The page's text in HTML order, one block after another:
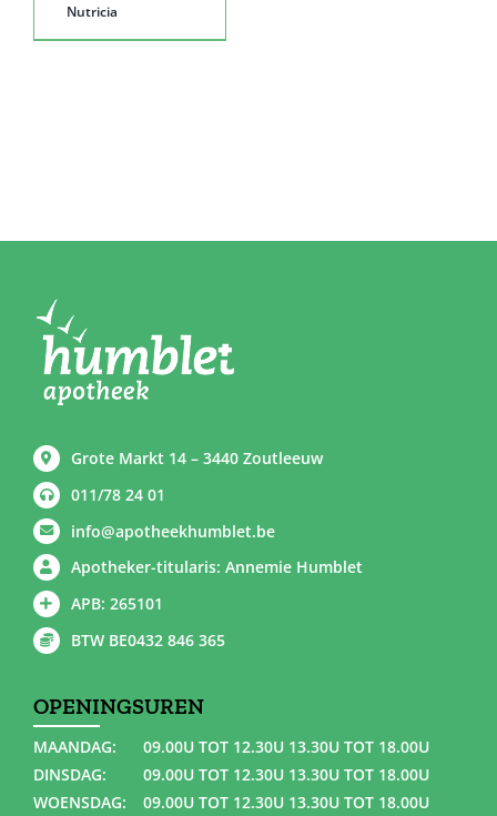
Nutricia
Grote Markt 14 – 3440 Zoutleeuw
011/78 24 01
info@apotheekhumblet.be
Apotheker-titularis: Annemie Humblet
APB: 265101
BTW BE0432 846 365
OPENINGSUREN
MAANDAG:
09.00U TOT 12.30U 13.30U TOT 18.00U
DINSDAG:
09.00U TOT 12.30U 13.30U TOT 18.00U
WOENSDAG:
09.00U TOT 12.30U 13.30U TOT 18.00U